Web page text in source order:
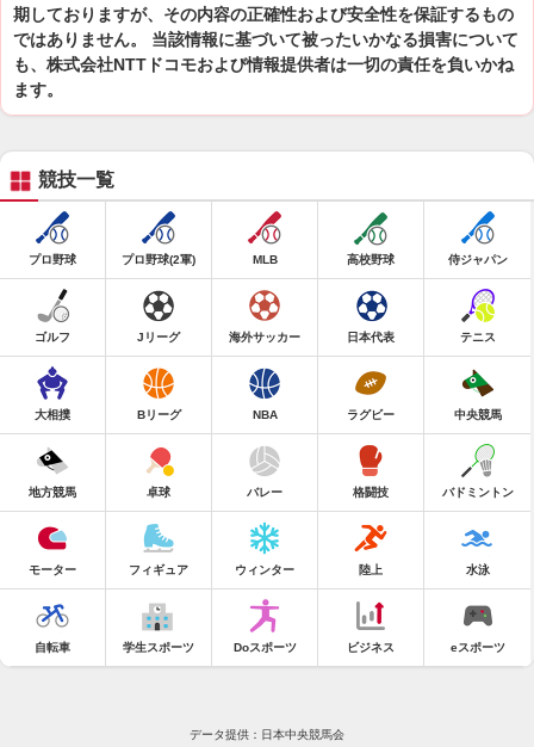
期しておりますが、その内容の正確性および安全性を保証するもの
ではありません。 当該情報に基づいて被ったいかなる損害について
も、株式会社NTTドコモおよび情報提供者は一切の責任を負いかね
ます。
競技一覧
プロ野球 プロ野球(2軍) MLB 高校野球 侍ジャパン
ゴルフ Jリーグ 海外サッカー 日本代表 テニス
大相撲 Bリーグ NBA ラグビー 中央競馬
地方競馬 卓球 バレー 格闘技 バドミントン
モーター フィギュア ウィンター 陸上 水泳
自転車 学生スポーツ Doスポーツ ビジネス eスポーツ
データ提供：日本中央競馬会